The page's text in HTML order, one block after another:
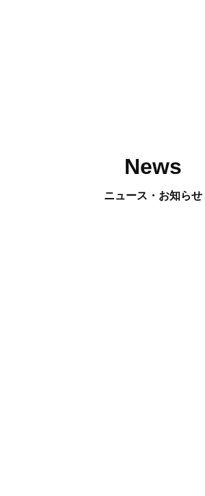
News
ニュース・お知らせ